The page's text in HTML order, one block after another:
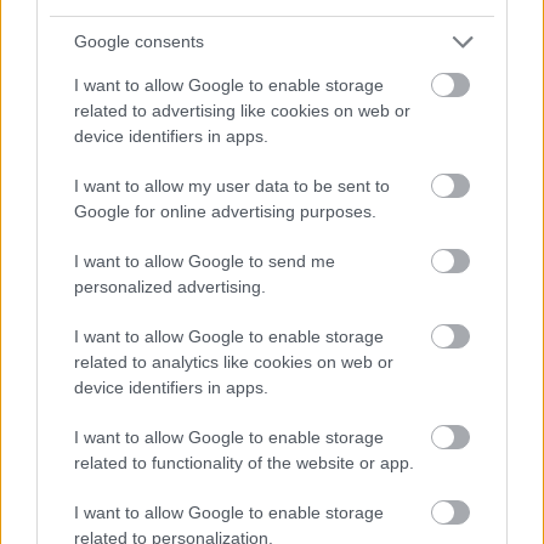
Google consents
I want to allow Google to enable storage
related to advertising like cookies on web or
device identifiers in apps.
I want to allow my user data to be sent to
Google for online advertising purposes.
I want to allow Google to send me
personalized advertising.
I want to allow Google to enable storage
related to analytics like cookies on web or
device identifiers in apps.
I want to allow Google to enable storage
related to functionality of the website or app.
I want to allow Google to enable storage
related to personalization.
Resident Akuma is an urban legend revolving
around Resident Evil 2. He was the subject of an
April Fool's joke where he was said to be a bonus
chara. EGM commonly published April Fool's jokes
Sheng Long character existed in SF2.
pic.twitter.com/bi4MnjRnwi
— biollo (ॐ) (@EXbiollo)April 1, 2023
közreműködésével és Maximilian Dood támogatásával
megszületett az Akuma Mode mod,amit mindenki
szabadon letölthetés használhat a Resident Evil 2
klasszikus kiadásával.
@maximilian_ pic.twitter.com/CjPn68TbSZ